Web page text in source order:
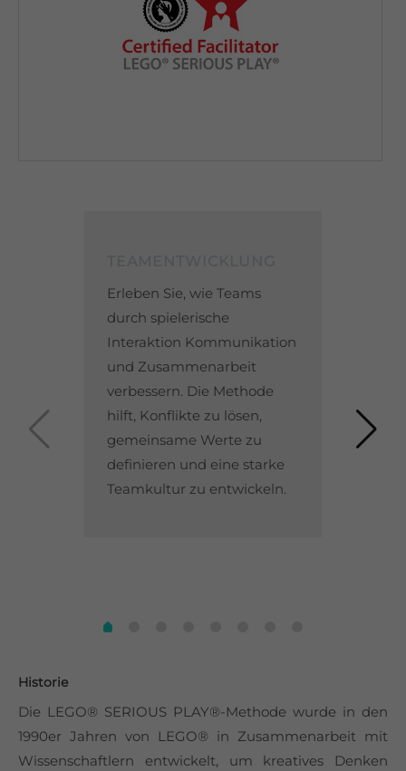
Lorem ipsum dolor sit amet, consectetuer adipiscing elit.
Aenean commodo ligula eget dolor. Aenean massa. Cum
sociis natoque penatibus et magnis dis parturient montes,
Erleben Sie, wie Teams
durch spielerische
Interaktion Kommunikation
und Zusammenarbeit
verbessern. Die Methode
hilft, Konflikte zu lösen,
gemeinsame Werte zu
definieren und eine starke
Teamkultur zu entwickeln.
Historie
Die LEGO® SERIOUS PLAY®-Methode wurde in den
1990er Jahren von LEGO® in Zusammenarbeit mit
Wissenschaftlern entwickelt, um kreatives Denken